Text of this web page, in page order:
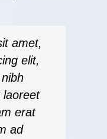
amet,
elit,
laoreet
erat
ad